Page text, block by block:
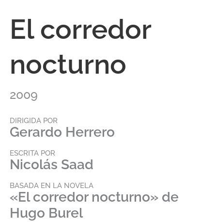
El corredor
nocturno
2009
DIRIGIDA POR
Gerardo Herrero
ESCRITA POR
Nicolás Saad
BASADA EN LA NOVELA
«El corredor nocturno» de
Hugo Burel